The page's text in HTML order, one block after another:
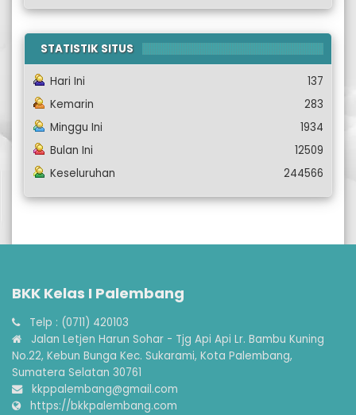
STATISTIK SITUS
Hari Ini
137
Kemarin
283
Minggu Ini
1934
Bulan Ini
12509
Keseluruhan
244566
BKK Kelas I Palembang
Telp : (0711) 420103
Jalan Letjen Harun Sohar - Tjg Api Api Lr. Bambu Kuning
No.22, Kebun Bunga Kec. Sukarami, Kota Palembang,
Sumatera Selatan 30761
kkppalembang@gmail.com
https://bkkpalembang.com